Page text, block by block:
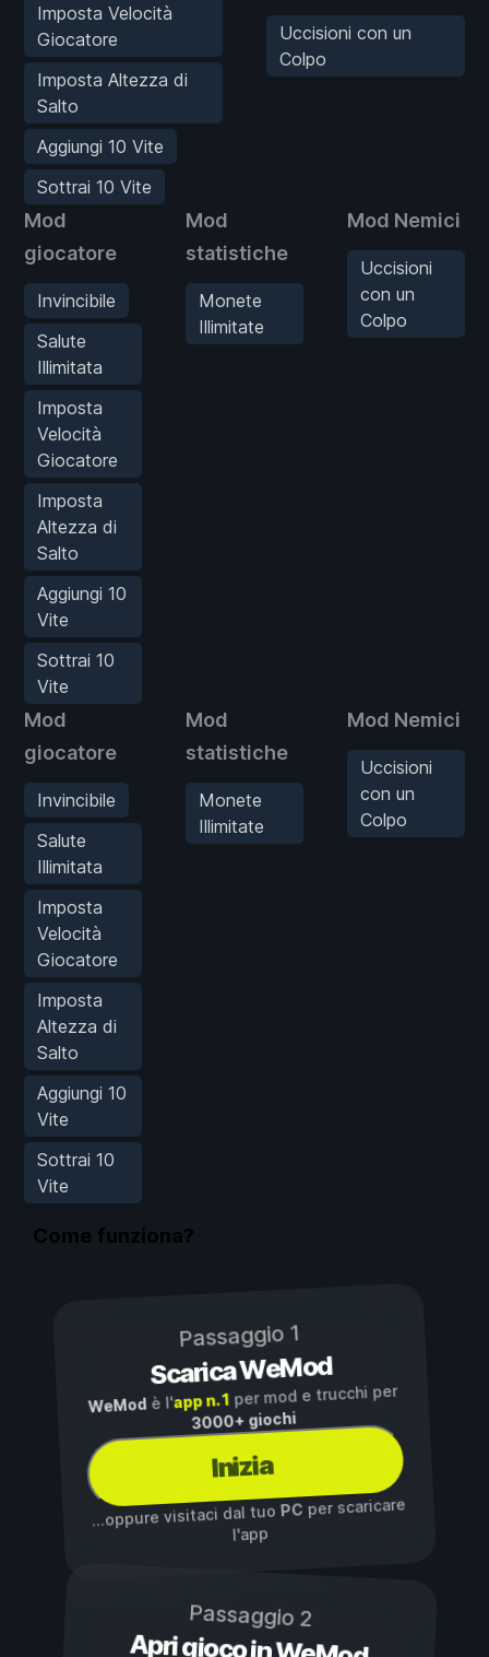
Imposta Velocità
Giocatore
Imposta Altezza di
Salto
Aggiungi 10 Vite
Sottrai 10 Vite
Uccisioni con un
Colpo
Mod
giocatore
Invincibile
Salute
Illimitata
Imposta
Velocità
Giocatore
Imposta
Altezza di
Salto
Aggiungi 10
Vite
Sottrai 10
Vite
Mod
statistiche
Monete
Illimitate
Mod Nemici
Uccisioni
con un
Colpo
Mod
giocatore
Invincibile
Salute
Illimitata
Imposta
Velocità
Giocatore
Imposta
Altezza di
Salto
Aggiungi 10
Vite
Sottrai 10
Vite
Mod
statistiche
Monete
Illimitate
Mod Nemici
Uccisioni
con un
Colpo
Come funziona?
Passaggio 1
Scarica WeMod
WeMod è l'app n. 1per mod e trucchi per
3000+ giochi
Inizia
...oppure visitaci dal tuoPC per scaricare
l'app
Passaggio 2